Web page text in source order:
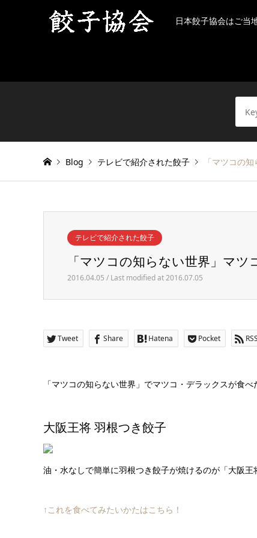
日本餃子協会はご当
Blog テレビで紹介された餃子 「マツコの
テレビで紹介された餃子
「マツコの知らない世界」マツ
2016.04.05 / Last modified at 2016.07.05
Tweet Share Hatena Pocket RSS
「マツコの知らない世界」でマツコ・デラックスが食べ
大阪王将 羽根つき餃子
油・水なしで簡単に羽根つき餃子が焼けるのが「大阪
↑これを食べてみたいかたはこちら！